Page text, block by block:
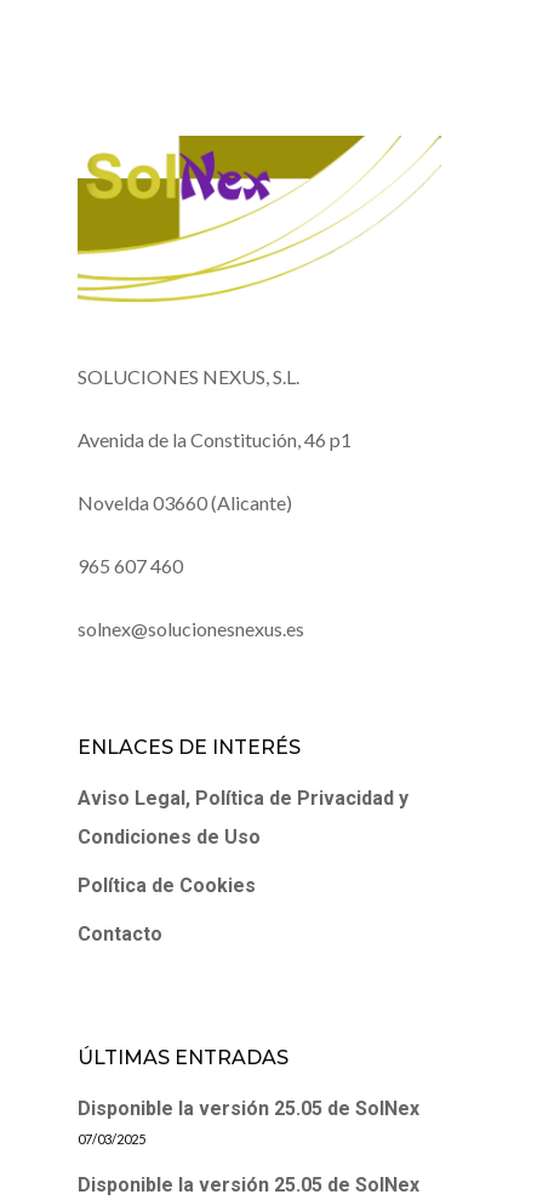
SOLUCIONES NEXUS, S.L.
Avenida de la Constitución, 46 p1
Novelda 03660 (Alicante)
965 607 460
solnex@solucionesnexus.es
ENLACES DE INTERÉS
Aviso Legal, Política de Privacidad y
Condiciones de Uso
Política de Cookies
Contacto
ÚLTIMAS ENTRADAS
Disponible la versión 25.05 de SolNex
07/03/2025
Disponible la versión 25.05 de SolNex